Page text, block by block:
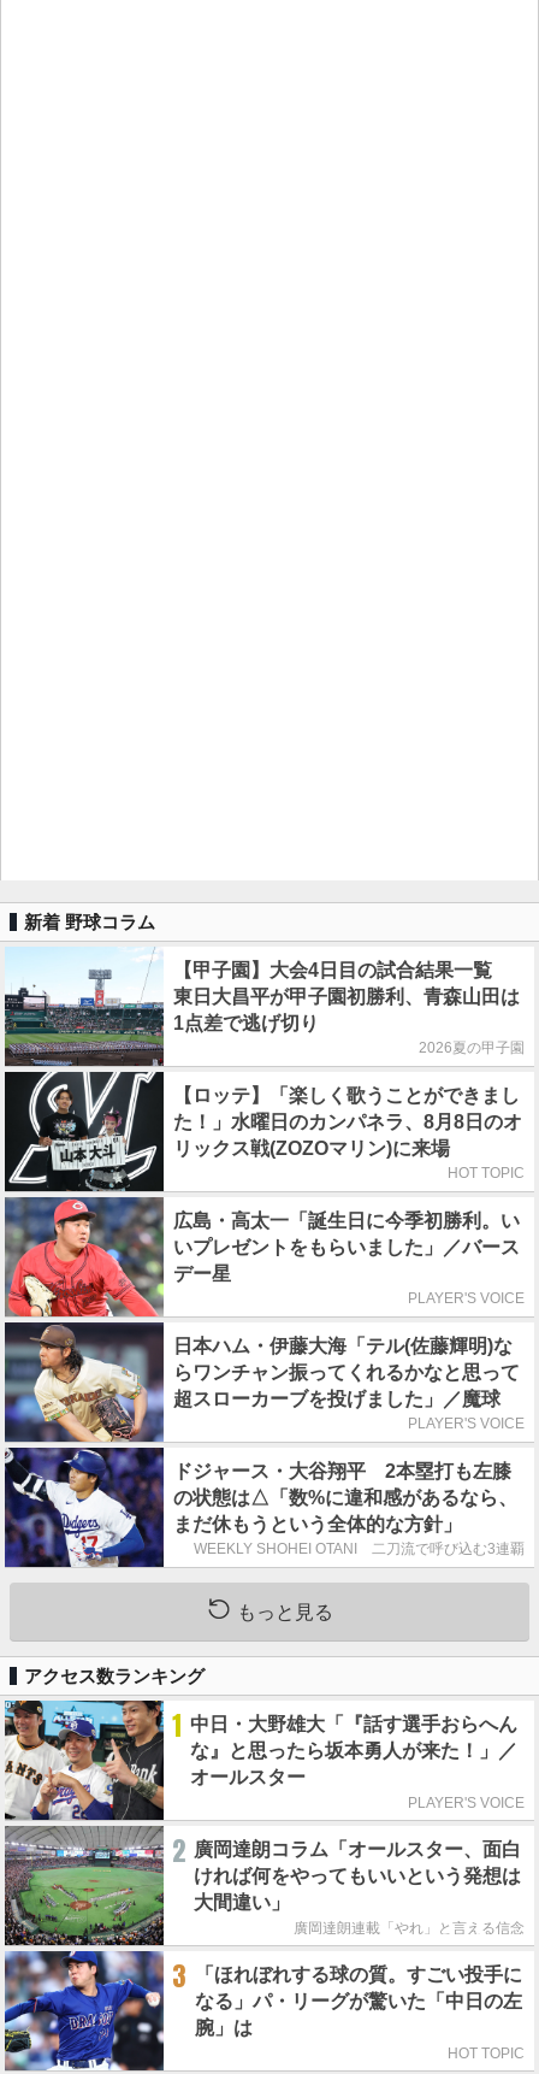
新着 野球コラム
【甲子園】大会4日目の試合結果一覧
東日大昌平が甲子園初勝利、青森山田は
1点差で逃げ切り
2026夏の甲子園
【ロッテ】「楽しく歌うことができまし
た！」水曜日のカンパネラ、8月8日のオ
リックス戦(ZOZOマリン)に来場
HOT TOPIC
広島・高太一「誕生日に今季初勝利。い
いプレゼントをもらいました」／バース
デー星
PLAYER'S VOICE
日本ハム・伊藤大海「テル(佐藤輝明)な
らワンチャン振ってくれるかなと思って
超スローカーブを投げました」／魔球
PLAYER'S VOICE
ドジャース・大谷翔平 2本塁打も左膝
の状態は△「数%に違和感があるなら、
まだ休もうという全体的な方針」
WEEKLY SHOHEI OTANI 二刀流で呼び込む3連覇
もっと見る
アクセス数ランキング
1 中日・大野雄大「『話す選手おらへん
な』と思ったら坂本勇人が来た！」／
オールスター
PLAYER'S VOICE
2 廣岡達朗コラム「オールスター、面白
ければ何をやってもいいという発想は
大間違い」
廣岡達朗連載「やれ」と言える信念
3
「ほれぼれする球の質。すごい投手に
なる」パ・リーグが驚いた「中日の左
腕」は
HOT TOPIC